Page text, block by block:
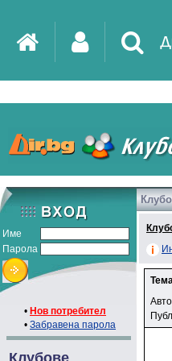
Име
Парола
• Нов потребител
• Забравена парола
Клубове